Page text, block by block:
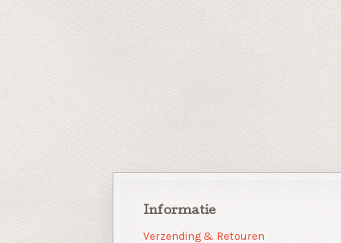
Informatie
Verzending & Retouren